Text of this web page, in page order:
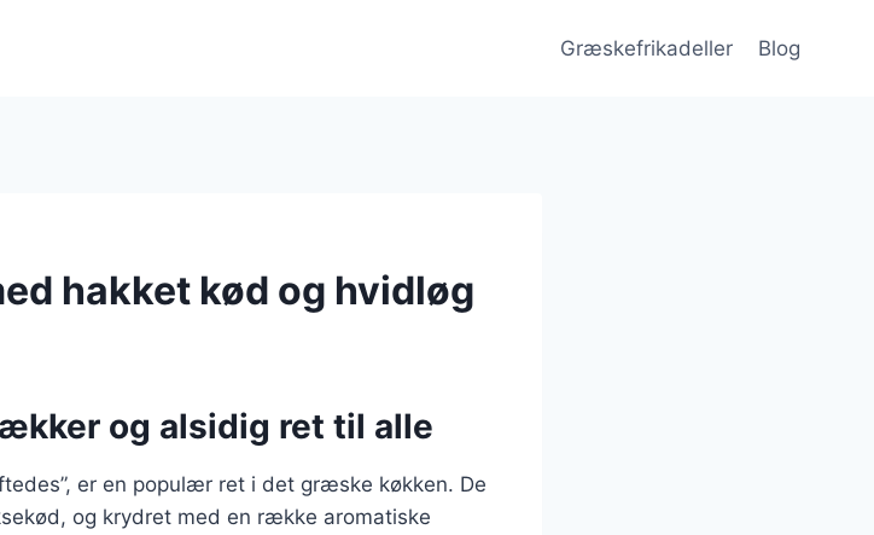
Græskefrikadeller Blog
hakket kød og hvidløg
og alsidig ret til alle
er en populær ret i det græske køkken. De
og krydret med en række aromatiske